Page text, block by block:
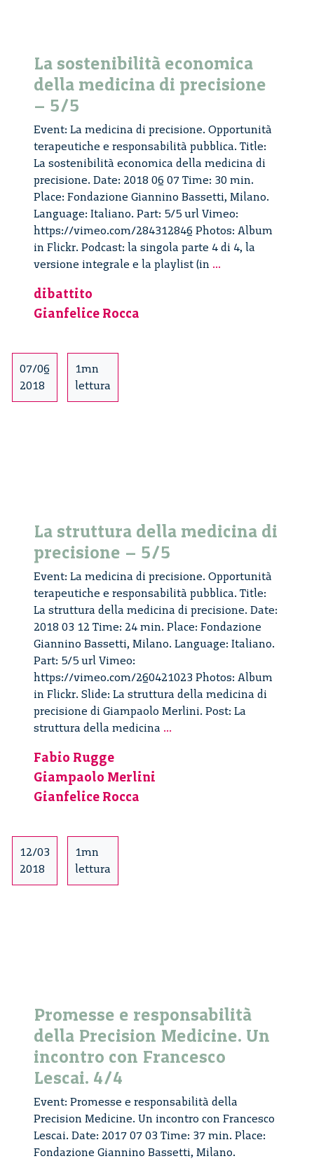
La sostenibilità economica
della medicina di precisione
– 5/5
Event: La medicina di precisione. Opportunità
terapeutiche e responsabilità pubblica. Title:
La sostenibilità economica della medicina di
precisione. Date: 2018 06 07 Time: 30 min.
Place: Fondazione Giannino Bassetti, Milano.
Language: Italiano. Part: 5/5 url Vimeo:
https://vimeo.com/284312846 Photos: Album
in Flickr. Podcast: la singola parte 4 di 4, la
versione integrale e la playlist (in ...
dibattito
Gianfelice Rocca
07/06
2018
1mn
lettura
La struttura della medicina di
precisione – 5/5
Event: La medicina di precisione. Opportunità
terapeutiche e responsabilità pubblica. Title:
La struttura della medicina di precisione. Date:
2018 03 12 Time: 24 min. Place: Fondazione
Giannino Bassetti, Milano. Language: Italiano.
Part: 5/5 url Vimeo:
https://vimeo.com/260421023 Photos: Album
in Flickr. Slide: La struttura della medicina di
precisione di Giampaolo Merlini. Post: La
struttura della medicina ...
Fabio Rugge
Giampaolo Merlini
Gianfelice Rocca
12/03
2018
1mn
lettura
Promesse e responsabilità
della Precision Medicine. Un
incontro con Francesco
Lescai. 4/4
Event: Promesse e responsabilità della
Precision Medicine. Un incontro con Francesco
Lescai. Date: 2017 07 03 Time: 37 min. Place:
Fondazione Giannino Bassetti, Milano.